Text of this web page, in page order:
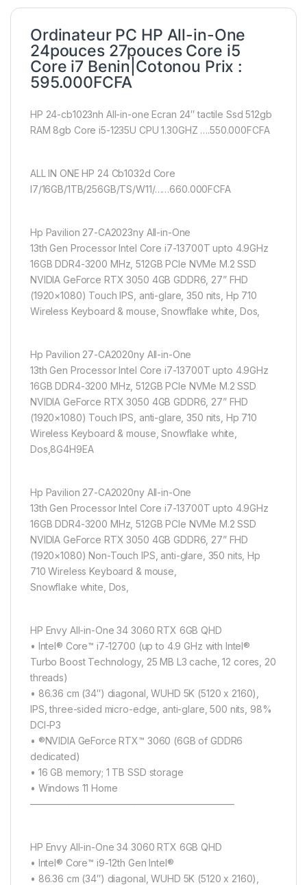
Ordinateur PC HP All-in-One
24pouces 27pouces Core i5
Core i7 Benin|Cotonou Prix :
595.000FCFA
HP 24-cb1023nh All-in-one Ecran 24″ tactile Ssd 512gb
RAM 8gb Core i5-1235U CPU 1.30GHZ ….550.000FCFA
ALL IN ONE HP 24 Cb1032d Core
I7/16GB/1TB/256GB/TS/W11/……660.000FCFA
Hp Pavilion 27-CA2023ny All-in-One
13th Gen Processor Intel Core i7-13700T upto 4.9GHz
16GB DDR4-3200 MHz, 512GB PCIe NVMe M.2 SSD
NVIDIA GeForce RTX 3050 4GB GDDR6, 27” FHD
(1920×1080) Touch IPS, anti-glare, 350 nits, Hp 710
Wireless Keyboard & mouse, Snowflake white, Dos,
Hp Pavilion 27-CA2020ny All-in-One
13th Gen Processor Intel Core i7-13700T upto 4.9GHz
16GB DDR4-3200 MHz, 512GB PCIe NVMe M.2 SSD
NVIDIA GeForce RTX 3050 4GB GDDR6, 27” FHD
(1920×1080) Touch IPS, anti-glare, 350 nits, Hp 710
Wireless Keyboard & mouse, Snowflake white,
Dos,8G4H9EA
Hp Pavilion 27-CA2020ny All-in-One
13th Gen Processor Intel Core i7-13700T upto 4.9GHz
16GB DDR4-3200 MHz, 512GB PCIe NVMe M.2 SSD
NVIDIA GeForce RTX 3050 4GB GDDR6, 27” FHD
(1920×1080) Non-Touch IPS, anti-glare, 350 nits, Hp
710 Wireless Keyboard & mouse,
Snowflake white, Dos,
HP Envy All-in-One 34 3060 RTX 6GB QHD
• Intel® Core™ i7-12700 (up to 4.9 GHz with Intel®
Turbo Boost Technology, 25 MB L3 cache, 12 cores, 20
threads)
• 86.36 cm (34″) diagonal, WUHD 5K (5120 x 2160),
IPS, three-sided micro-edge, anti-glare, 500 nits, 98%
DCI-P3
• ®NVIDIA GeForce RTX™ 3060 (6GB of GDDR6
dedicated)
• 16 GB memory; 1 TB SSD storage
• Windows 11 Home
—————————————————————–
HP Envy All-in-One 34 3060 RTX 6GB QHD
• Intel® Core™ i9-12th Gen Intel®
• 86.36 cm (34″) diagonal, WUHD 5K (5120 x 2160),